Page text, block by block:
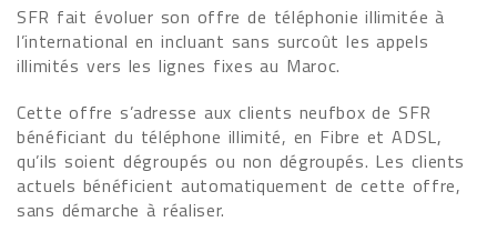
SFR fait évoluer son offre de téléphonie illimitée à
l’international en incluant sans surcoût les appels
illimités vers les lignes fixes au Maroc.
Cette offre s’adresse aux clients neufbox de SFR
bénéficiant du téléphone illimité, en Fibre et ADSL,
qu’ils soient dégroupés ou non dégroupés. Les clients
actuels bénéficient automatiquement de cette offre,
sans démarche à réaliser.